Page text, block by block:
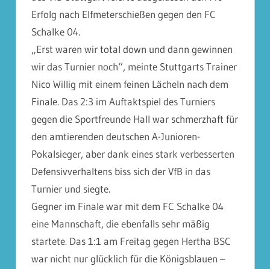
Erfolg nach Elfmeterschießen gegen den FC
Schalke 04.
„Erst waren wir total down und dann gewinnen
wir das Turnier noch“, meinte Stuttgarts Trainer
Nico Willig mit einem feinen Lächeln nach dem
Finale. Das 2:3 im Auftaktspiel des Turniers
gegen die Sportfreunde Hall war schmerzhaft für
den amtierenden deutschen A-Junioren-
Pokalsieger, aber dank eines stark verbesserten
Defensivverhaltens biss sich der VfB in das
Turnier und siegte.
Gegner im Finale war mit dem FC Schalke 04
eine Mannschaft, die ebenfalls sehr mäßig
startete. Das 1:1 am Freitag gegen Hertha BSC
war nicht nur glücklich für die Königsblauen –